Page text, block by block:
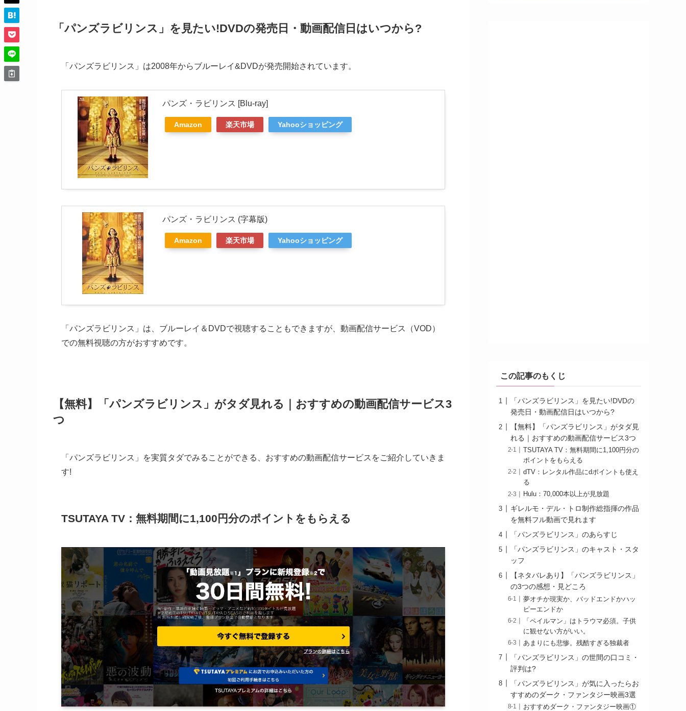
「パンズラビリンス」を見たい!DVDの発売日・動画配信日はいつから?
「パンズラビリンス」は2008年からブルーレイ&DVDが発売開始されています。
パンズ・ラビリンス [Blu-ray]
Amazon 楽天市場 Yahooショッピング
パンズ・ラビリンス (字幕版)
Amazon 楽天市場 Yahooショッピング
「パンズラビリンス」は、ブルーレイ＆DVDで視聴することもできますが、動画配信サービス（VOD）
での無料視聴の方がおすすめです。
【無料】「パンズラビリンス」がタダ見れる｜おすすめの動画配信サービス3
つ
「パンズラビリンス」を実質タダでみることができる、おすすめの動画配信サービスをご紹介していきま
す!
TSUTAYA TV：無料期間に1,100円分のポイントをもらえる
この記事のもくじ
「パンズラビリンス」を見たい!DVDの
発売日・動画配信日はいつから?
【無料】「パンズラビリンス」がタダ見
れる｜おすすめの動画配信サービス3つ
TSUTAYA TV：無料期間に1,100円分の
ポイントをもらえる
dTV：レンタル作品にdポイントも使え
る
Hulu：70,000本以上が見放題
ギレルモ・デル・トロ制作総指揮の作品
を無料フル動画で見れます
「パンズラビリンス」のあらすじ
「パンズラビリンス」のキャスト・スタ
ッフ
【ネタバレあり】「パンズラビリンス」
の3つの感想・見どころ
夢オチか現実か、バッドエンドかハッ
ピーエンドか
「ペイルマン」はトラウマ必須。子供
に観せない方がいい。
あまりにも悲惨。残酷すぎる独裁者
「パンズラビリンス」の世間の口コミ・
評判は?
「パンズラビリンス」が気に入ったらお
すすめのダーク・ファンタジー映画3選
おすすめダーク・ファンタジー映画①